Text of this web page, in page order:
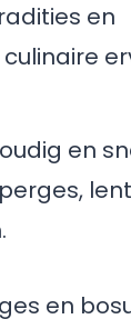
en
en
en